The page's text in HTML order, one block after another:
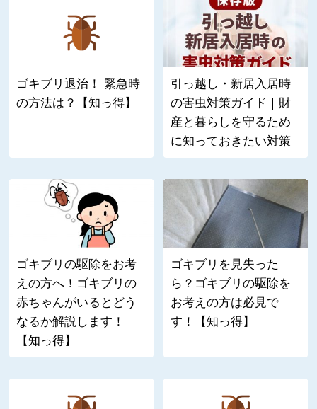
ゴキブリ退治！ 緊急時
の方法は？【知っ得】
引っ越し・新居入居時
の害虫対策ガイド｜財
産と暮らしを守るため
に知っておきたい対策
ゴキブリの駆除をお考
えの方へ！ゴキブリの
赤ちゃんがいるとどう
なるか解説します！
【知っ得】
ゴキブリを見失った
ら？ゴキブリの駆除を
お考えの方は必見で
す！【知っ得】